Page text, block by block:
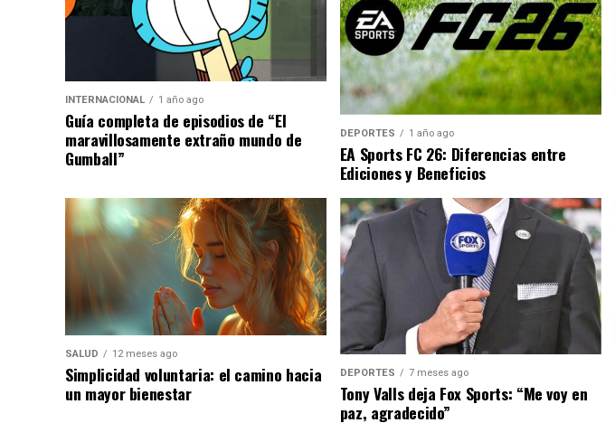
INTERNACIONAL 1 año ago
Guía completa de episodios de “El
maravillosamente extraño mundo de
Gumball”
DEPORTES 1 año ago
EA Sports FC 26: Diferencias entre
Ediciones y Beneficios
SALUD 12 meses ago
Simplicidad voluntaria: el camino hacia
un mayor bienestar
DEPORTES 7 meses ago
Tony Valls deja Fox Sports: “Me voy en
paz, agradecido”